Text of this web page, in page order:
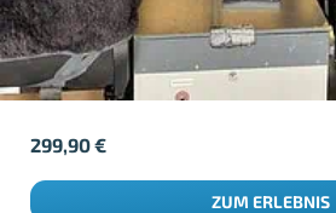
299,90€
ZUM ERLEBNIS